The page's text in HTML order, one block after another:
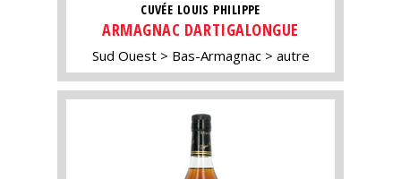
CUVÉE LOUIS PHILIPPE
ARMAGNAC DARTIGALONGUE
Sud Ouest Bas-Armagnac autre